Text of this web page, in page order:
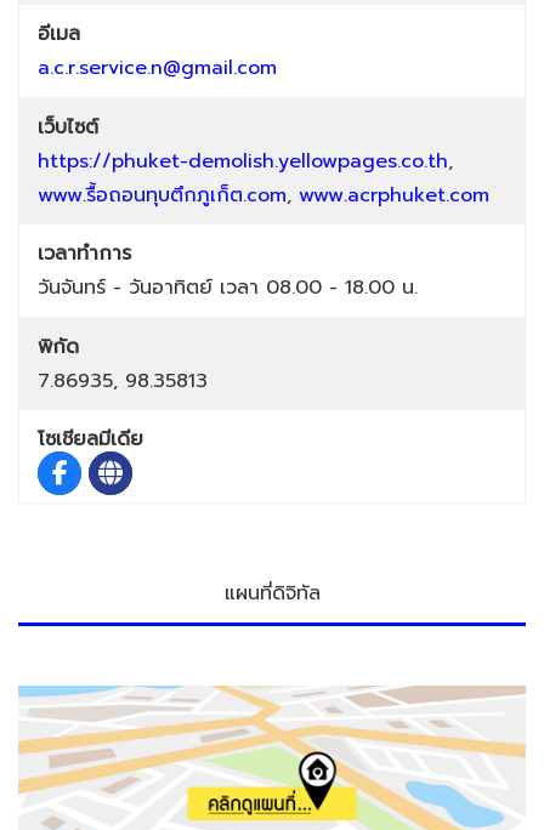
อีเมล
a.c.r.service.n@gmail.com
เว็บไซต์
https://phuket-demolish.yellowpages.co.th,
www.รื้อถอนทุบตึกภูเก็ต.com, www.acrphuket.com
เวลาทำการ
วันจันทร์ - วันอาทิตย์ เวลา 08.00 - 18.00 น.
พิกัด
7.86935, 98.35813
โซเชียลมีเดีย
แผนที่ดิจิทัล